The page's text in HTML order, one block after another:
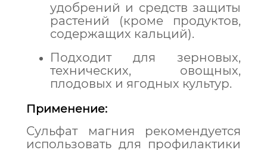
удобрений и средств защиты
растений (кроме продуктов,
содержащих кальций).
Подходит для зерновых,
технических, овощных,
плодовых и ягодных культур.
Применение:
Сульфат магния рекомендуется
использовать для профилактики